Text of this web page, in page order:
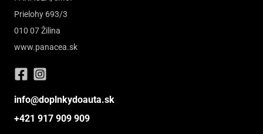
Prielohy 693/3
010 07 Žilina
www.panacea.sk
info@doplnkydoauta.sk
+421 917 909 909